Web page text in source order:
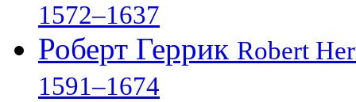
1572–1637
Роберт Геррик Robert
1591–1674